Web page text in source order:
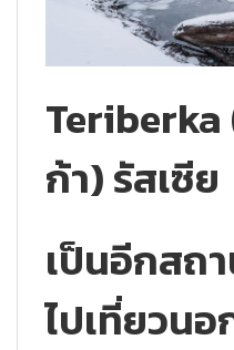
Teriberka
ก้า) รัสเซีย
เป็นอีกสถ
ไปเที่ยวนอ